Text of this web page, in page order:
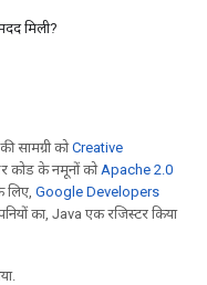
मिली?
सामग्री कोCreative
कोड के नमूनों कोApache 2.0
लिए, Google Developers
का, Java एक रजिस्टर किया